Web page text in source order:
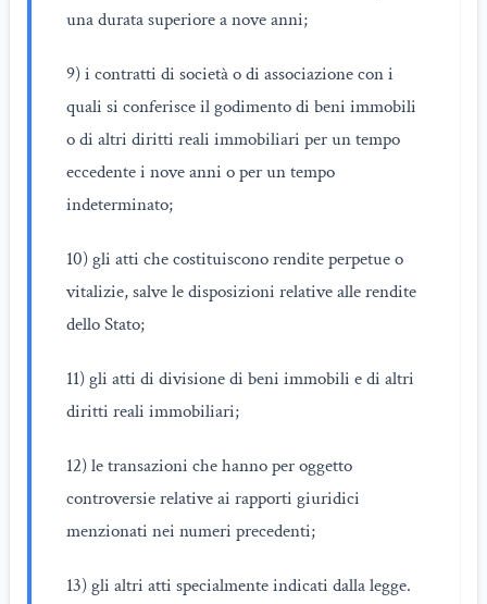
una durata superiore a nove anni;
9) i contratti di società o di associazione con i
quali si conferisce il godimento di beni immobili
o di altri diritti reali immobiliari per un tempo
eccedente i nove anni o per un tempo
indeterminato;
10) gli atti che costituiscono rendite perpetue o
vitalizie, salve le disposizioni relative alle rendite
dello Stato;
11) gli atti di divisione di beni immobili e di altri
diritti reali immobiliari;
12) le transazioni che hanno per oggetto
controversie relative ai rapporti giuridici
menzionati nei numeri precedenti;
13) gli altri atti specialmente indicati dalla legge.